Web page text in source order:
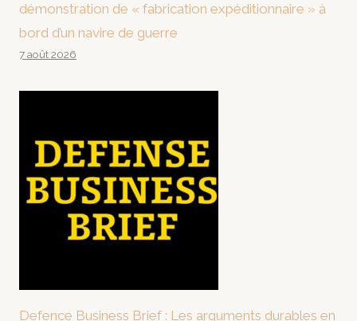
démonstration de « fabrication expéditionnaire » à
bord d’un navire de guerre
7 août 2026
Defence Business Brief : Les arguments durables en